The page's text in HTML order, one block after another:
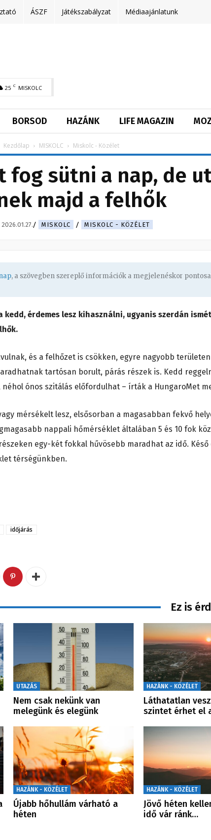
ÁSZF Játékszabályzat Médiaajánlatunk
25 C MISKOLC
BORSOD HAZÁNK LIFE MAGAZIN
Kezdőlap MISKOLC Miskolc - Közélet
fog sütni a nap, de
majd a felhők
2026.01.27. MISKOLC MISKOLC - KÖZÉLET
, a szövegben szereplő információk a megjelenéskor
érdemes lesz kihasználni, ugyanis szerdán
és a felhőzet is csökken, egyre nagyobb
tartósan borult, párás részek is. Kedd
néhol ónos szitálás előfordulhat – írták a HungaroMet
mérsékelt lesz, elsősorban a magasabban fekvő
nappali hőmérséklet általában 5 és 10 fok
egy-két fokkal hűvösebb maradhat az idő. Késő
térségünkben.
időjárás
Ez is
UTAZÁS
Nem csak nekünk van
melegünk és elegünk
HAZÁNK - KÖZÉLET
Láthatatlan
szintet érhet el
HAZÁNK - KÖZÉLET
Újabb hőhullám várható a
héten
HAZÁNK - KÖZÉLET
Jövő héten
idő vár ránk…